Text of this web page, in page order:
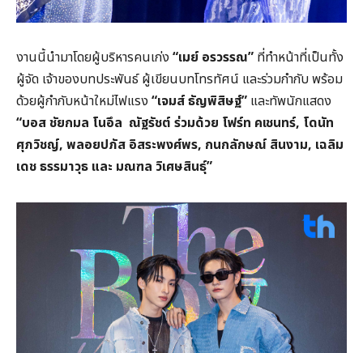
งานนี้นำมาโดยผู้บริหารคนเก่ง “เมย์ อรวรรณ” ที่ทำหน้าที่เป็นทั้ง
ผู้จัด เจ้าของบทประพันธ์ ผู้เขียนบทโทรทัศน์ และร่วมกำกับ พร้อม
ด้วยผู้กำกับหน้าใหม่ไฟแรง “เจมส์ ธัญพิสิษฐ์” และทัพนักแสดง
“บอส ชัยกมล โนอึล ณัฐรัชต์ ร่วมด้วย โฟร์ท คเชนทร์, โดนัท
ศุภวิชญ์, พลอยปภัส อิสระพงศ์พร, กนกลักษณ์ สินงาม, เฉลิม
เดช ธรรมาวุธ และ มณฑล วิเศษสินธุ์”